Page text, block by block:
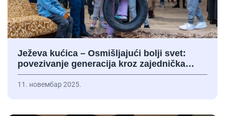
Ježeva kućica – Osmišljajući bolji svet:
povezivanje generacija kroz zajednička…
11. новембар 2025.